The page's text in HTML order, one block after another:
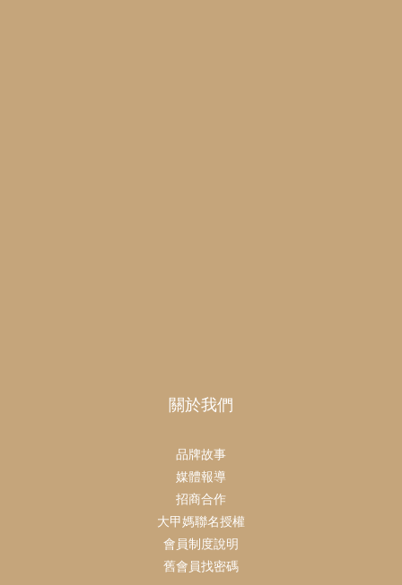
關於我們
品牌故事
媒體報導
招商合作
大甲媽聯名授權
會員制度說明
舊會員找密碼